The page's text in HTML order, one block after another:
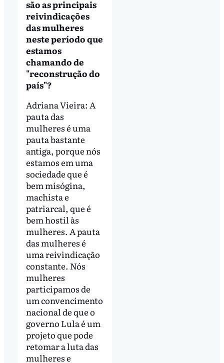
são as principais
reivindicações
das mulheres
neste período que
estamos
chamando de
"reconstrução do
país"?
Adriana Vieira: A
pauta das
mulheres é uma
pauta bastante
antiga, porque nós
estamos em uma
sociedade que é
bem misógina,
machista e
patriarcal, que é
bem hostil às
mulheres. A pauta
das mulheres é
uma reivindicação
constante. Nós
mulheres
participamos de
um convencimento
nacional de que o
governo Lula é um
projeto que pode
retomar a luta das
mulheres e